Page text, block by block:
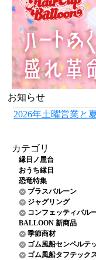
お知らせ
2026年土曜営業と
カテゴリ
縁日ノ屋台
おうち縁日
恐竜特集
プラスバルーン
ジャグリング
コンフェッティバル
BALLOON 新商品
季節商材
ゴム風船センペルテ
ゴム風船タフテック